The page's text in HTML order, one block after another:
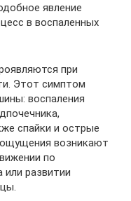
явление
в воспаленных
при
Этот симптом
воспаления
спайки и острые
возникают
по
развитии